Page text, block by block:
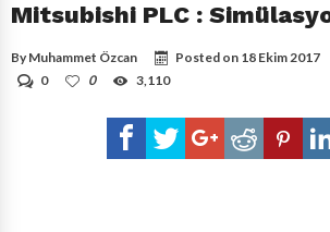
Mitsubishi PLC :
By Muhammet Özcan Posted on 18 Ekim 2017
0
0 3,110